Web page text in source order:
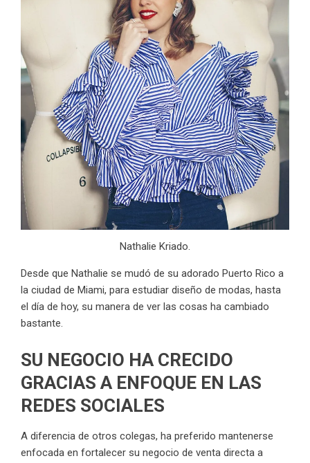
Nathalie Kriado.
Desde que Nathalie se mudó de su adorado Puerto Rico a
la ciudad de Miami, para estudiar diseño de modas, hasta
el día de hoy, su manera de ver las cosas ha cambiado
bastante.
SU NEGOCIO HA CRECIDO
GRACIAS A ENFOQUE EN LAS
REDES SOCIALES
A diferencia de otros colegas, ha preferido mantenerse
enfocada en fortalecer su negocio de venta directa a